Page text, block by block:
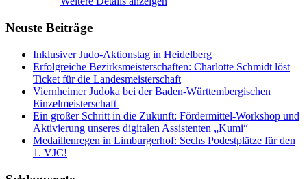
Neuste Beiträge
Inklusiver Judo-Aktionstag in Heidelberg
Erfolgreiche Bezirksmeisterschaften: Charlotte Schmidt löst
Ticket für die Landesmeisterschaft
Viernheimer Judoka bei der Baden-Württembergischen
Einzelmeisterschaft
Ein großer Schritt in die Zukunft: Fördermittel-Workshop und
Aktivierung unseres digitalen Assistenten „Kumi“
Medaillenregen in Limburgerhof: Sechs Podestplätze für den
1. VJC!